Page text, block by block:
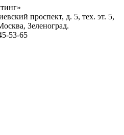
проспект, д. 5, тех. эт. 5,
Зеленоград.
53-65